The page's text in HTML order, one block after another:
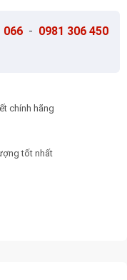
066 - 0981 306 450
chính hãng
tốt nhất